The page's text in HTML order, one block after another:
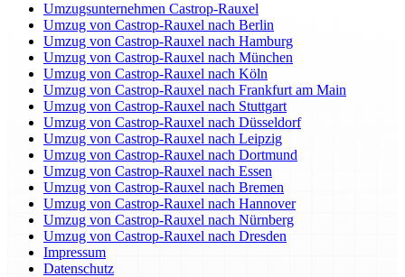
Umzugsunternehmen Castrop-Rauxel
Umzug von Castrop-Rauxel nach Berlin
Umzug von Castrop-Rauxel nach Hamburg
Umzug von Castrop-Rauxel nach München
Umzug von Castrop-Rauxel nach Köln
Umzug von Castrop-Rauxel nach Frankfurt am Main
Umzug von Castrop-Rauxel nach Stuttgart
Umzug von Castrop-Rauxel nach Düsseldorf
Umzug von Castrop-Rauxel nach Leipzig
Umzug von Castrop-Rauxel nach Dortmund
Umzug von Castrop-Rauxel nach Essen
Umzug von Castrop-Rauxel nach Bremen
Umzug von Castrop-Rauxel nach Hannover
Umzug von Castrop-Rauxel nach Nürnberg
Umzug von Castrop-Rauxel nach Dresden
Impressum
Datenschutz